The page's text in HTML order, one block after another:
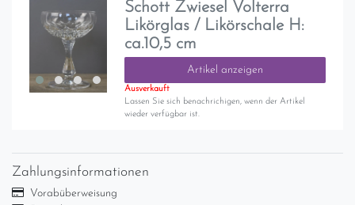
Schott Zwiesel Volterra
Likörglas / Likörschale H:
ca.10,5 cm
Artikel anzeigen
Ausverkauft
Lassen Sie sich benachrichigen, wenn der Artikel
wieder verfügbar ist.
Zahlungsinformationen
Vorabüberweisung